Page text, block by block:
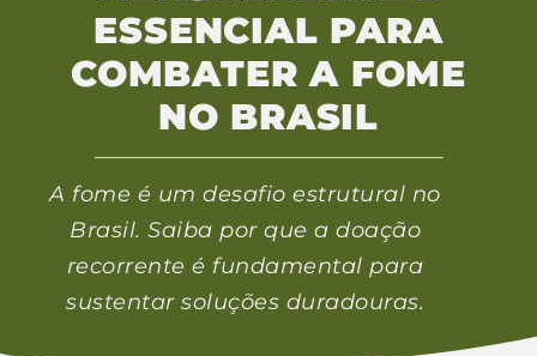
ESSENCIAL PARA
COMBATER A FOME
NO BRASIL
A fome é um desafio estrutural no
Brasil. Saiba por que a doação
recorrente é fundamental para
sustentar soluções duradouras.